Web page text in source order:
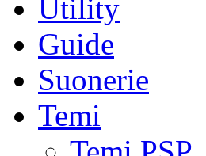
Utility
Guide
Suonerie
Temi